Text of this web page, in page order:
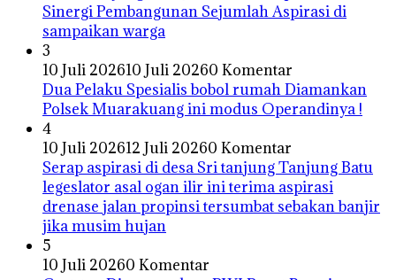
Sinergi Pembangunan Sejumlah Aspirasi di
sampaikan warga
3
10 Juli 202610 Juli 20260 Komentar
Dua Pelaku Spesialis bobol rumah Diamankan
Polsek Muarakuang ini modus Operandinya !
4
10 Juli 202612 Juli 20260 Komentar
Serap aspirasi di desa Sri tanjung Tanjung Batu
legeslator asal ogan ilir ini terima aspirasi
drenase jalan propinsi tersumbat sebakan banjir
jika musim hujan
5
10 Juli 20260 Komentar